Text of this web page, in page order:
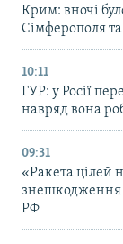
Крим: вночі
Сімферополя
10:11
ГУР: у Росії
навряд вона
09:31
«Ракета цілей
знешкодження
РФ